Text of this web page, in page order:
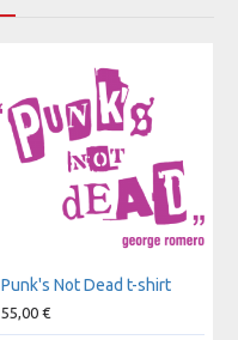
Punk's Not Dead t-shirt
55,00 €